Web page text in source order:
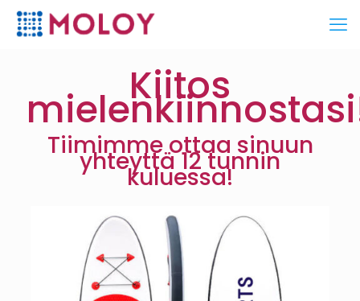
Kiitos
Tiimimme ottaa sinuun
yhteyttä 12 tunnin
kuluessa!